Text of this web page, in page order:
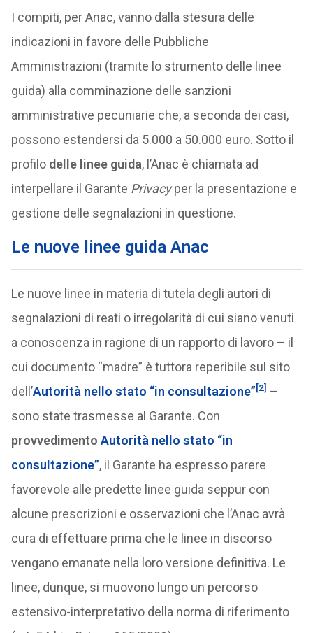
I compiti, per Anac, vanno dalla stesura delle
indicazioni in favore delle Pubbliche
Amministrazioni (tramite lo strumento delle linee
guida) alla comminazione delle sanzioni
amministrative pecuniarie che, a seconda dei casi,
possono estendersi da 5.000 a 50.000 euro. Sotto il
profilo delle linee guida, l’Anac è chiamata ad
interpellare il Garante Privacyper la presentazione e
gestione delle segnalazioni in questione.
Le nuove linee guida Anac
Le nuove linee in materia di tutela degli autori di
segnalazioni di reati o irregolarità di cui siano venuti
a conoscenza in ragione di un rapporto di lavoro – il
cui documento “madre” è tuttora reperibile sul sito
dell’Autorità nello stato “in consultazione”[2] –
sono state trasmesse al Garante. Con
provvedimento Autorità nello stato “in
consultazione”, il Garante ha espresso parere
favorevole alle predette linee guida seppur con
alcune prescrizioni e osservazioni che l’Anac avrà
cura di effettuare prima che le linee in discorso
vengano emanate nella loro versione definitiva. Le
linee, dunque, si muovono lungo un percorso
estensivo-interpretativo della norma di riferimento